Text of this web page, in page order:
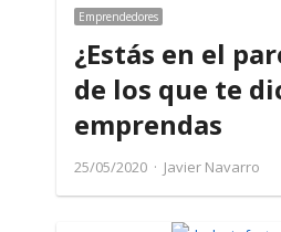
Emprendedores
¿Estás en el
de los que te
emprendas
25/05/2020 Author
Javier Navarro